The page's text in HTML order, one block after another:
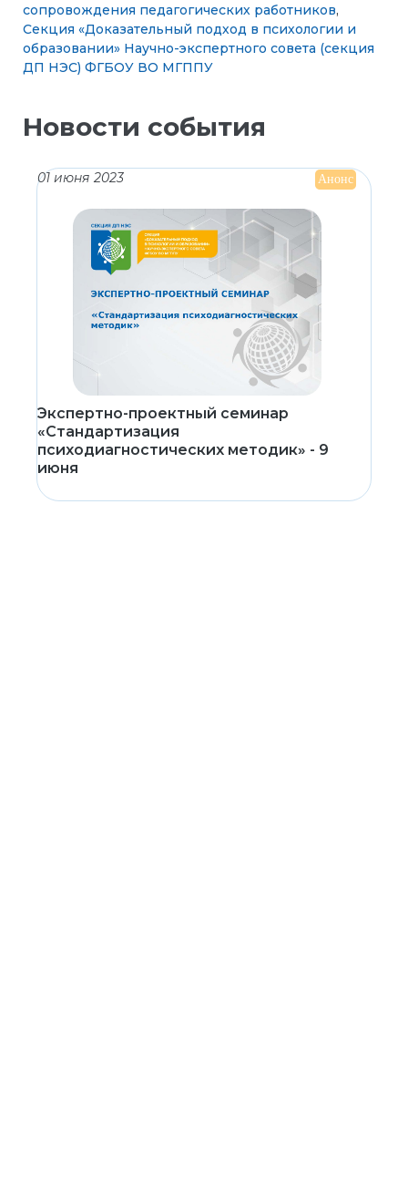
сопровождения педагогических работников,
Секция «Доказательный подход в психологии и
образовании» Научно-экспертного совета (секция
ДП НЭС) ФГБОУ ВО МГППУ
Новости события
01 июня 2023 Анонс
Экспертно-проектный семинар
«Стандартизация
психодиагностических методик» - 9
июня